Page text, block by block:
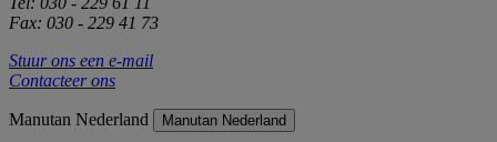
Fax: 030 - 229 41 73
Stuur ons een e-mail
Contacteer ons
Manutan Nederland Manutan Nederland